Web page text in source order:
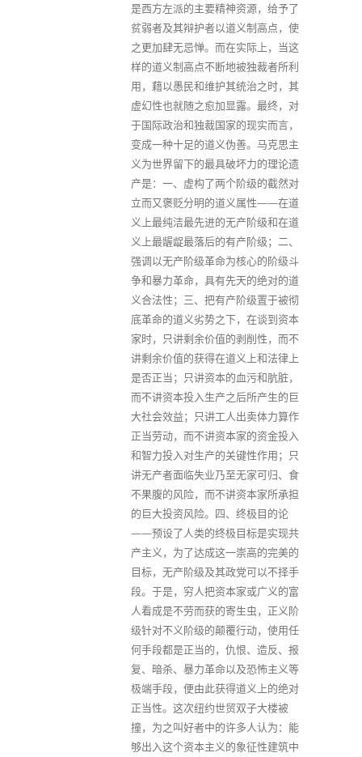
是西方左派的主要精神资源，给予了
贫弱者及其辩护者以道义制高点，使
之更加肆无忌惮。而在实际上，当这
样的道义制高点不断地被独裁者所利
用，藉以愚民和维护其统治之时，其
虚幻性也就随之愈加显露。最终，对
于国际政治和独裁国家的现实而言，
变成一种十足的道义伪善。马克思主
义为世界留下的最具破坏力的理论遗
产是：一、虚构了两个阶级的截然对
立而又褒贬分明的道义属性——在道
义上最纯洁最先进的无产阶级和在道
义上最龌龊最落后的有产阶级；二、
强调以无产阶级革命为核心的阶级斗
争和暴力革命，具有先天的绝对的道
义合法性；三、把有产阶级置于被彻
底革命的道义劣势之下，在谈到资本
家时，只讲剩余价值的剥削性，而不
讲剩余价值的获得在道义上和法律上
是否正当；只讲资本的血污和肮脏，
而不讲资本投入生产之后所产生的巨
大社会效益；只讲工人出卖体力算作
正当劳动，而不讲资本家的资金投入
和智力投入对生产的关键性作用；只
讲无产者面临失业乃至无家可归、食
不果腹的风险，而不讲资本家所承担
的巨大投资风险。四、终极目的论
——预设了人类的终极目标是实现共
产主义，为了达成这一崇高的完美的
目标，无产阶级及其政党可以不择手
段。于是，穷人把资本家或广义的富
人看成是不劳而获的寄生虫，正义阶
级针对不义阶级的颠覆行动，使用任
何手段都是正当的，仇恨、造反、报
复、暗杀、暴力革命以及恐怖主义等
极端手段，便由此获得道义上的绝对
正当性。这次纽约世贸双子大楼被
撞，为之叫好者中的许多人认为：能
够出入这个资本主义的象征性建筑中